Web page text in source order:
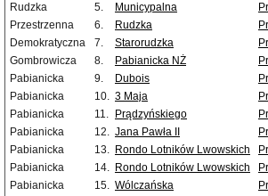
Rudzka
5. Municypalna
Przestrzenna
6. Rudzka
Demokratyczna
7. Starorudzka
Gombrowicza
8. Pabianicka NŻ
Pabianicka
9. Dubois
Pabianicka
10. 3 Maja
Pabianicka
11. Prądzyńskiego
Pabianicka
12. Jana Pawła II
Pabianicka
13. Rondo Lotników Lwowskich
Pabianicka
14. Rondo Lotników Lwowskich
Pabianicka
15. Wólczańska